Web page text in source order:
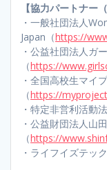
【協力パートナー
・一般社団法人
Japan（https://
・公益社団法人ガ
（https://
・全国高校生マイ
（https://
・特定非営利活動
・公益財団法人山
（https://
・ライフイズテッ